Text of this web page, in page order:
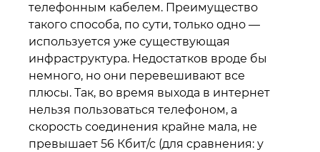
телефонным кабелем. Преимущество
такого способа, по сути, только одно —
используется уже существующая
инфраструктура. Недостатков вроде бы
немного, но они перевешивают все
плюсы. Так, во время выхода в интернет
нельзя пользоваться телефоном, а
скорость соединения крайне мала, не
превышает 56 Кбит/с (для сравнения: у